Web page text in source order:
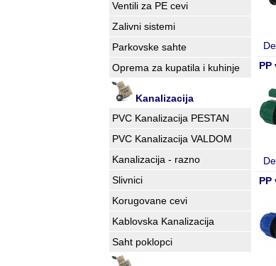
Ventili za PE cevi
Zalivni sistemi
Parkovske sahte
Oprema za kupatila i kuhinje
Kanalizacija
PVC Kanalizacija PESTAN
PVC Kanalizacija VALDOM
Kanalizacija - razno
Slivnici
Korugovane cevi
Kablovska Kanalizacija
Saht poklopci
PP
PP